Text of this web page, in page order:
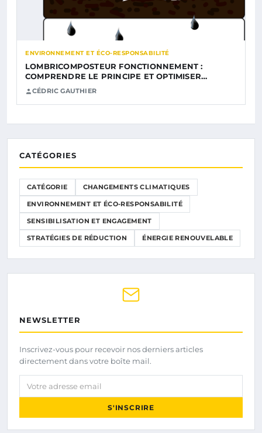
ENVIRONNEMENT ET ÉCO-RESPONSABILITÉ
LOMBRICOMPOSTEUR FONCTIONNEMENT :
COMPRENDRE LE PRINCIPE ET OPTIMISER…
CÉDRIC GAUTHIER
CATÉGORIES
CATÉGORIE CHANGEMENTS CLIMATIQUES
ENVIRONNEMENT ET ÉCO-RESPONSABILITÉ
SENSIBILISATION ET ENGAGEMENT
STRATÉGIES DE RÉDUCTION ÉNERGIE RENOUVELABLE
NEWSLETTER
Inscrivez-vous pour recevoir nos derniers articles
directement dans votre boîte mail.
Votre adresse email
S'INSCRIRE